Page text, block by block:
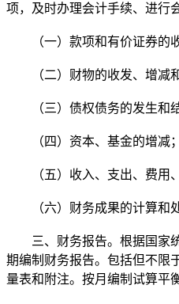
项，及时办理会计手续、进行
（一）款项和有价证券的收
（二）财物的收发、增减和
（三）债权债务的发生和结
（四）资本、基金的增减；
（五）收入、支出、费用、
（六）财务成果的计算和处
三、财务报告。根据国家统
期编制财务报告。包括但不限
量表和附注。按月编制试算平